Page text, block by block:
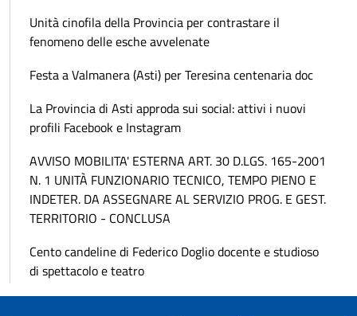
Unità cinofila della Provincia per contrastare il
fenomeno delle esche avvelenate
Festa a Valmanera (Asti) per Teresina centenaria doc
La Provincia di Asti approda sui social: attivi i nuovi
profili Facebook e Instagram
AVVISO MOBILITA' ESTERNA ART. 30 D.LGS. 165-2001
N. 1 UNITÀ FUNZIONARIO TECNICO, TEMPO PIENO E
INDETER. DA ASSEGNARE AL SERVIZIO PROG. E GEST.
TERRITORIO - CONCLUSA
Cento candeline di Federico Doglio docente e studioso
di spettacolo e teatro